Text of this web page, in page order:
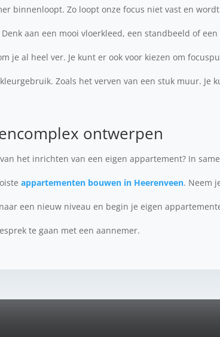
binnenloopt. Zo loopt onze focus niet vast en
aan een mooi vloerkleed, een standbeeld of
je al heel ver. Je kunt er ook voor kiezen om
Zoals het verven van een stuk muur. Je
ontwerpen
het inrichten van een eigen appartement? In
appartementen bouwen in Heerenveen. Neem
een nieuw niveau en begin je eigen
te gaan met een aannemer.